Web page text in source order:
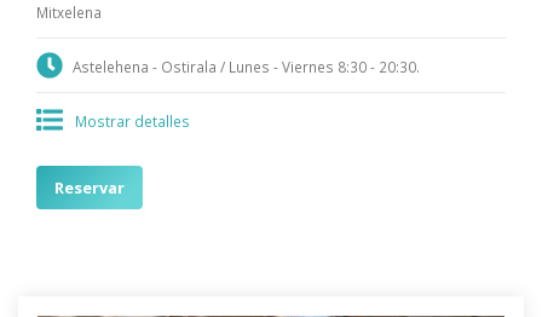
Mitxelena
Astelehena - Ostirala / Lunes - Viernes 8:30 - 20:30.
Mostrar detalles
Reservar